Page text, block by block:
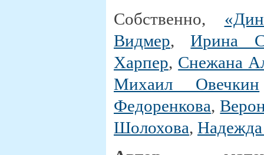
Собственно,
Видмер,Ирина
Харпер, Снежана
Михаил Овечкин
Федоренкова,
Шолохова,